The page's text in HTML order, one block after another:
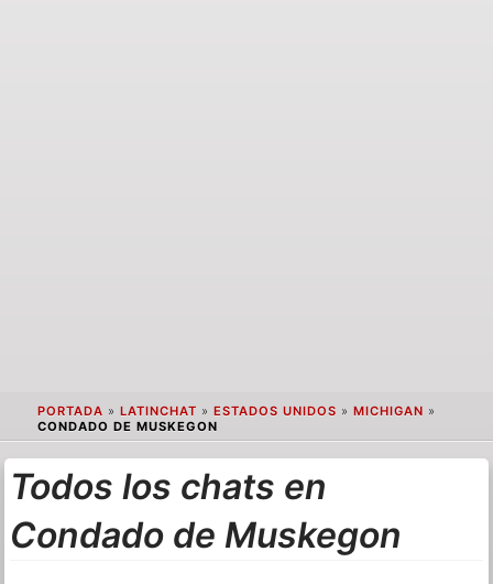
PORTADA » LATINCHAT » ESTADOS UNIDOS » MICHIGAN »
CONDADO DE MUSKEGON
Todos los chats en
Condado de Muskegon